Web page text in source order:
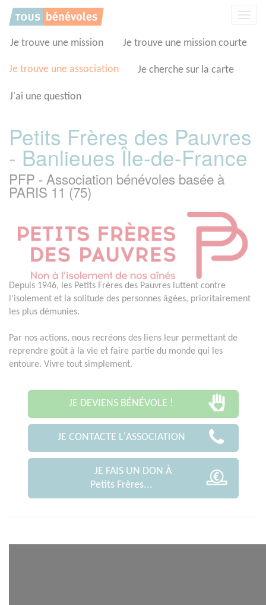
Je trouve une mission Je trouve une mission courte
Je trouve une association Je cherche sur la carte
J'ai une question
Petits Frères des Pauvres
- Banlieues Île-de-France
PFP - Association bénévoles basée à
PARIS 11 (75)
Depuis 1946, les Petits Frères des Pauvres luttent contre
l'isolement et la solitude des personnes âgées, prioritairement
les plus démunies.
Par nos actions, nous recréons des liens leur permettant de
reprendre goût à la vie et faire partie du monde qui les
entoure. Vivre tout simplement.
JE DEVIENS BÉNÉVOLE !
JE CONTACTE L'ASSOCIATION
JE FAIS UN DON À
Petits Frères...
Panneau de gestion des cookies